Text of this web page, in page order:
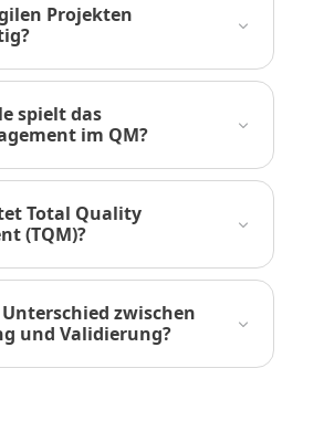
Projekten
spielt das
im QM?
Total Quality
(TQM)?
zwischen
und Validierung?